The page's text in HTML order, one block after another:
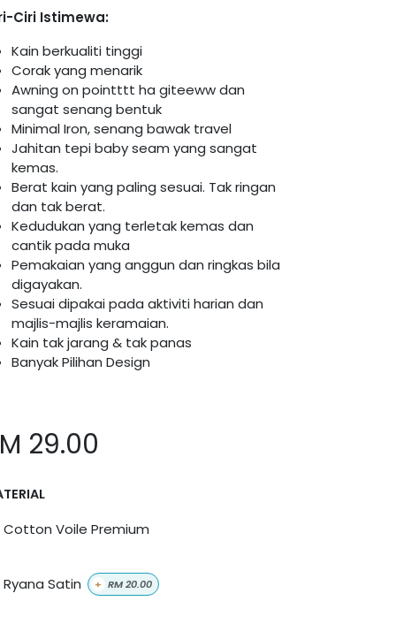
Ciri Istimewa:
Kain berkualiti tinggi
Corak yang menarik
Awning on pointttt ha giteeww dan
sangat senang bentuk
Minimal Iron, senang bawak travel
Jahitan tepi baby seam yang sangat
kemas.
Berat kain yang paling sesuai. Tak ringan
dan tak berat.
Kedudukan yang terletak kemas dan
cantik pada muka
Pemakaian yang anggun dan ringkas bila
digayakan.
Sesuai dipakai pada aktiviti harian dan
majlis-majlis keramaian.
Kain tak jarang & tak panas
Banyak Pilihan Design
29.00
Cotton Voile Premium
Ryana Satin + RM20.00